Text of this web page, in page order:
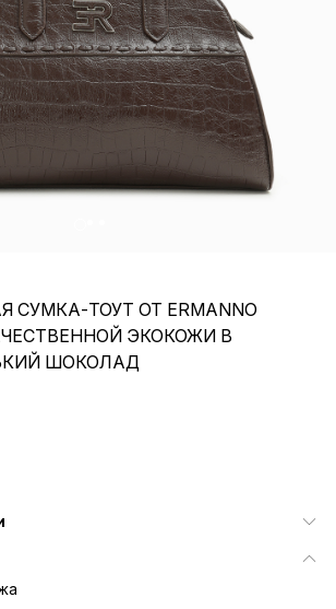
СУМКА-ТОУТ ОТ ERMANNO
ЭКОКОЖИ В
ШОКОЛАД